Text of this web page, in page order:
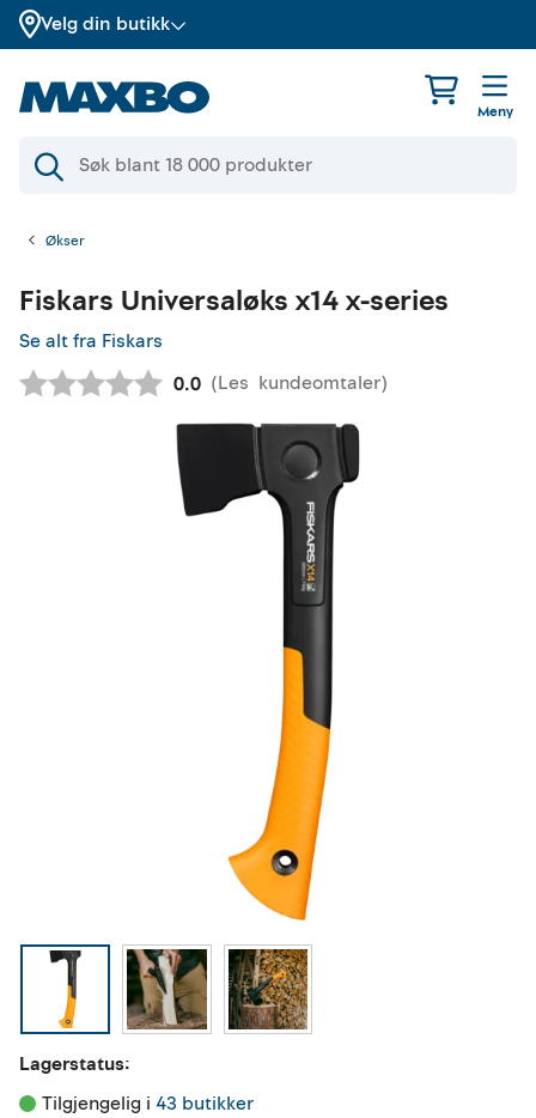
Velg din butikk
Meny
Økser
Fiskars Universaløks x14 x-series
Se alt fra Fiskars
Gjennomsnittskarakter:
0.0 (Les kundeomtaler)
Lagerstatus:
Tilgjengelig i 43 butikker